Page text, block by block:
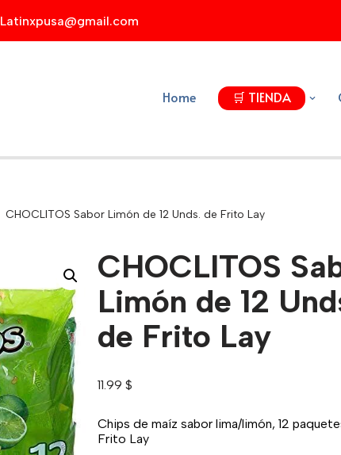
Latinxpusa@gmail.com
Home 🛒 TIENDA
CHOCLITOS Sabor Limón de 12 Unds. de Frito Lay
CHOCLITOS
Limón de 12
de Frito Lay
11.99 $
Chips de maíz sabor lima/limón, 12
Frito Lay